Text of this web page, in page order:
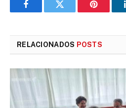
FacebookTwitter Pinterest
RELACIONADOS POSTS